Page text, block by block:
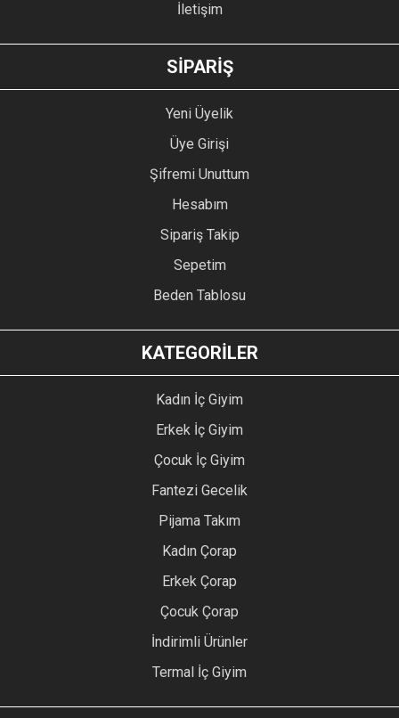
İletişim
SİPARİŞ
Yeni Üyelik
Üye Girişi
Şifremi Unuttum
Hesabım
Sipariş Takip
Sepetim
Beden Tablosu
KATEGORİLER
Kadın İç Giyim
Erkek İç Giyim
Çocuk İç Giyim
Fantezi Gecelik
Pijama Takım
Kadın Çorap
Erkek Çorap
Çocuk Çorap
İndirimli Ürünler
Termal İç Giyim